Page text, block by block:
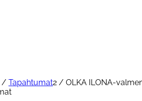
/ Tapahtumat2 / OLKA ILONA-